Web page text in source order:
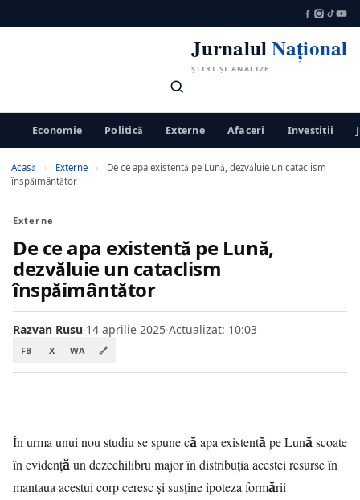
JurnalulNațional
ȘTIRI ȘI ANALIZE
Economie Politică Externe Afaceri Investiții
Acasă › Externe ›
De ce apa existentă pe Lună, dezvăluie un cataclism
înspăimântător
Externe
De ce apa existentă pe Lună,
dezvăluie un cataclism
înspăimântător
Razvan Rusu·14 aprilie 2025·Actualizat: 10:03
FB X WA 🔗
În urma unui nou studiu se spune că apa existentă pe Lună scoate
în evidență un dezechilibru major în distribuția acestei resurse în
mantaua acestui corp ceresc și susține ipoteza formării